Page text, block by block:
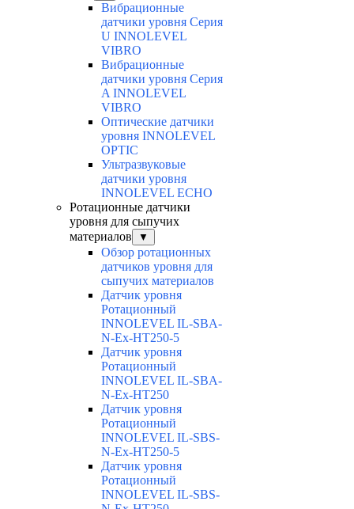
Вибрационные
датчики уровня Серия
U INNOLEVEL
VIBRO
Вибрационные
датчики уровня Серия
A INNOLEVEL
VIBRO
Оптические датчики
уровня INNOLEVEL
OPTIC
Ультразвуковые
датчики уровня
INNOLEVEL ECHO
Ротационные датчики
уровня для сыпучих
материалов
▼
Обзор ротационных
датчиков уровня для
сыпучих материалов
Датчик уровня
Ротационный
INNOLEVEL IL-SBA-
N-Ex-HT250-5
Датчик уровня
Ротационный
INNOLEVEL IL-SBA-
N-Ex-HT250
Датчик уровня
Ротационный
INNOLEVEL IL-SBS-
N-Ex-HT250-5
Датчик уровня
Ротационный
INNOLEVEL IL-SBS-